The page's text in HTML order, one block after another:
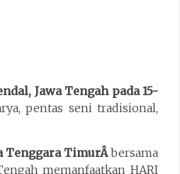
Jawa Tengah pada 15-
pentas seni tradisional,
Tenggara TimurÂbersama
memanfaatkan HARI